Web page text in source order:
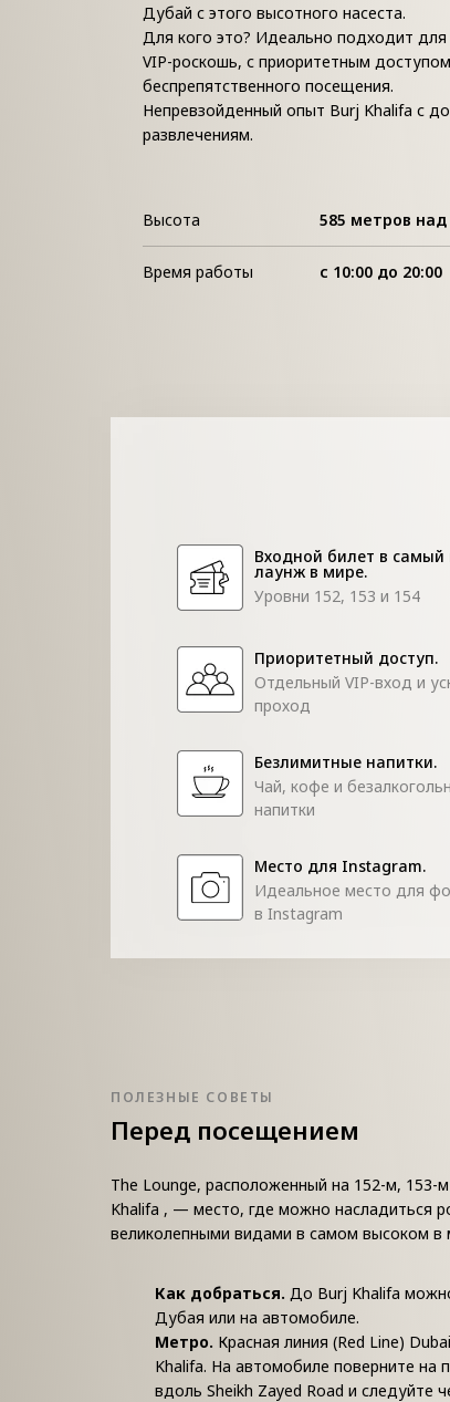
Дубай с этого высотного насеста.
Для кого это? Идеально подходит
VIP-роскошь, с приоритетным
беспрепятственного посещения.
Непревзойденный опыт Burj Khalifa с
развлечениям.
Высота 585 метров
Время работы с 10:00 до 20:00
Входной билет в самый
лаунж в мире.
Уровни 152, 153 и 154
Приоритетный доступ.
Отдельный VIP-вход и
проход
Безлимитные напитки.
Чай, кофе и
напитки
Место для Instagram.
Идеальное место для
в Instagram
ПОЛЕЗНЫЕ СОВЕТЫ
Перед посещением
The Lounge, расположенный на 152-м, 153-
Khalifa , — место, где можно насладиться
великолепными видами в самом высоком в
Как добраться. До Burj Khalifa
Дубая или на автомобиле.
Метро. Красная линия (Red Line)
Khalifa. На автомобиле поверните на
вдоль Sheikh Zayed Road и следуйте